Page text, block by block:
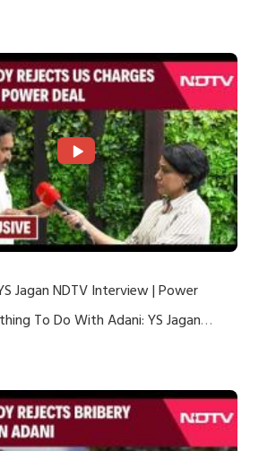
Jagan NDTV Interview | Power
To Do With Adani: YS Jagan